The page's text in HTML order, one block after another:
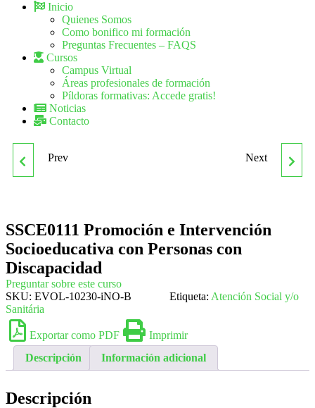
Inicio
Quienes Somos
Como bonifico mi formación
Preguntas Frecuentes – FAQS
Cursos
Campus Virtual
Áreas profesionales de formación
Píldoras formativas: Accede gratis!
Noticias
Contacto
SSCB0211 DIRECCIÓN Y
ACTIVIDADES DE
TIEMPO LIBRE
EDUCATIVO INFANTIL Y
JUVENIL
Prev SSCE0112 ATENCIÓN AL
NECESIDADES
ESPECIALES (ACNEE) EN
CENTROS EDUCATIVOS
Next
SSCE0111 Promoción e Intervención
Socioeducativa con Personas con
Discapacidad
Preguntar sobre este curso
SKU: EVOL-10230-iNO-B Etiqueta: Atención Social y/o
Sanitária
Exportar como PDF
Imprimir
Descripción
Información adicional
Descripción